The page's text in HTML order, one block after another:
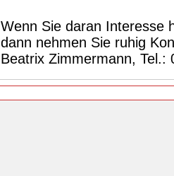
Wenn Sie daran Interesse
dann nehmen Sie ruhig
Beatrix Zimmermann, Tel.: